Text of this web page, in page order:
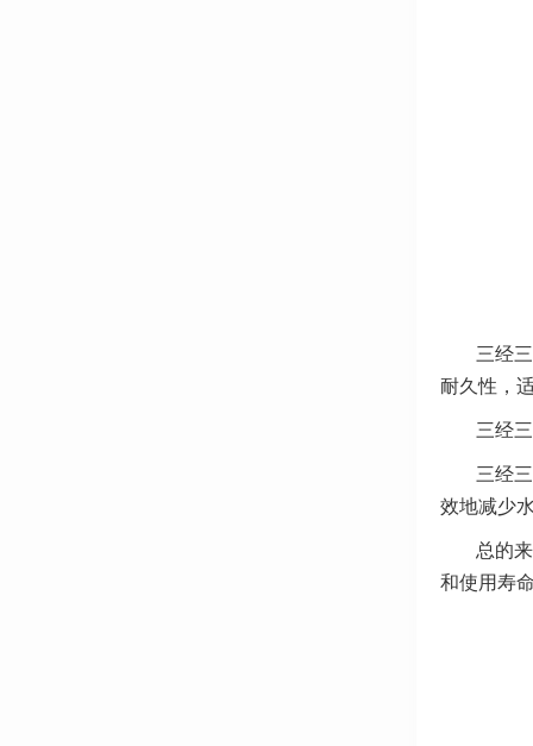
三经
耐久性，
三经
三经
效地减少
总的
和使用寿